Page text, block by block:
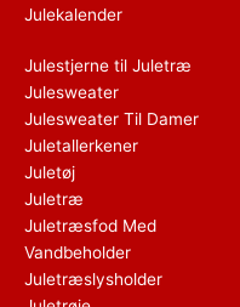
Julekalender
Julestjerne til Juletræ
Julesweater
Julesweater Til Damer
Juletallerkener
Juletøj
Juletræ
Juletræsfod Med
Vandbeholder
Juletræslysholder